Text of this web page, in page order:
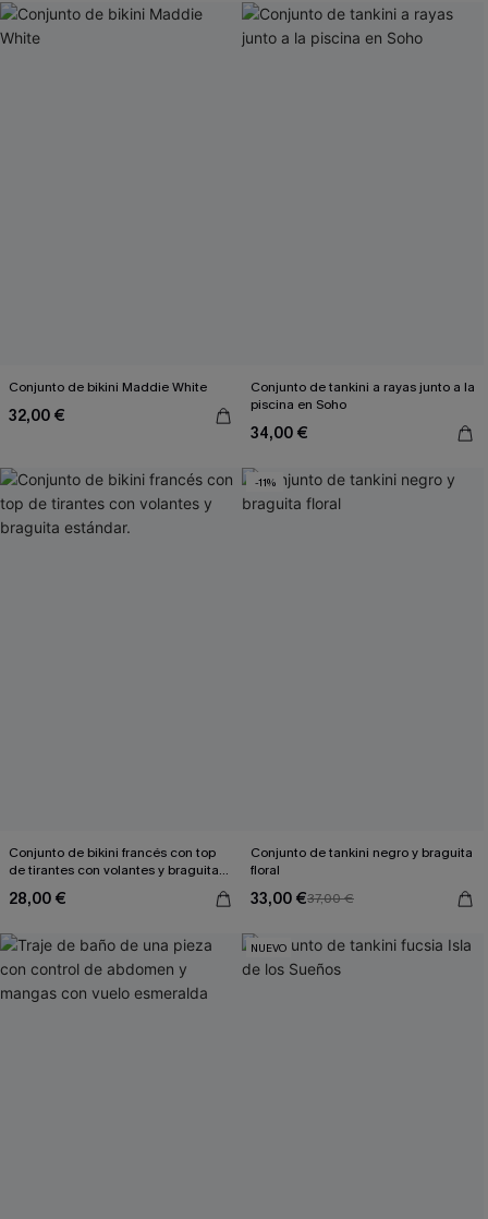
Conjunto de bikini Maddie White
32,00 €
Conjunto de tankini a rayas junto a la
piscina en Soho
34,00 €
Conjunto de bikini francés con top
de tirantes con volantes y braguita
28,00 €
-11%
Conjunto de tankini negro y braguita
floral
33,00 €37,00 €
NUEVO